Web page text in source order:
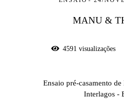
MANU &
4591 visualizações
Ensaio pré-casamento
Interlagos -